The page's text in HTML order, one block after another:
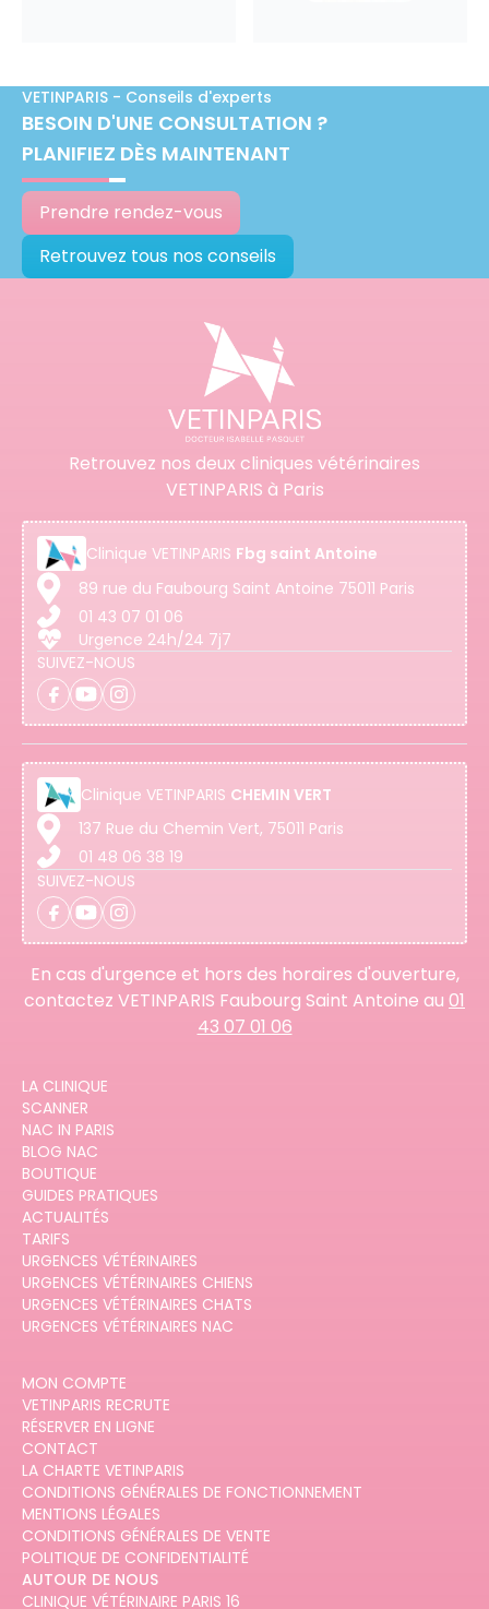
VETINPARIS - Conseils d'experts
BESOIN D'UNE CONSULTATION ?
PLANIFIEZ DÈS MAINTENANT
Prendre rendez-vous
Retrouvez tous nos conseils
Retrouvez nos deux cliniques vétérinaires
VETINPARIS à Paris
Clinique VETINPARIS Fbg saint Antoine
89 rue du Faubourg Saint Antoine 75011 Paris
01 43 07 01 06
Urgence 24h/24 7j7
SUIVEZ-NOUS
Clinique VETINPARIS CHEMIN VERT
137 Rue du Chemin Vert, 75011 Paris
01 48 06 38 19
SUIVEZ-NOUS
En cas d'urgence et hors des horaires d'ouverture,
contactez VETINPARIS Faubourg Saint Antoine au 01
43 07 01 06
LA CLINIQUE
SCANNER
NAC IN PARIS
BLOG NAC
BOUTIQUE
GUIDES PRATIQUES
ACTUALITÉS
TARIFS
URGENCES VÉTÉRINAIRES
URGENCES VÉTÉRINAIRES CHIENS
URGENCES VÉTÉRINAIRES CHATS
URGENCES VÉTÉRINAIRES NAC
MON COMPTE
VETINPARIS RECRUTE
RÉSERVER EN LIGNE
CONTACT
LA CHARTE VETINPARIS
CONDITIONS GÉNÉRALES DE FONCTIONNEMENT
MENTIONS LÉGALES
CONDITIONS GÉNÉRALES DE VENTE
POLITIQUE DE CONFIDENTIALITÉ
AUTOUR DE NOUS
CLINIQUE VÉTÉRINAIRE PARIS 16